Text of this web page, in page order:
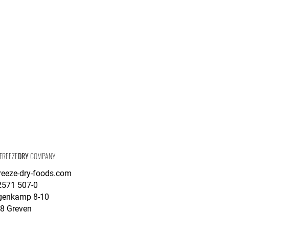
FREEZEDRYCOMPANY
dry-foods.com
507-0
8-10
Greven